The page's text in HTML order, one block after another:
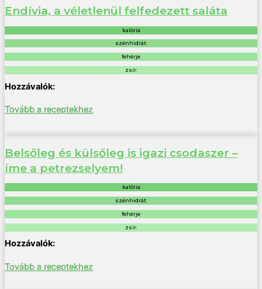
Endívia, a véletlenül felfedezett saláta
kalória
szénhidrát:
fehérje
zsír:
Tovább a receptekhez
Belsőleg és külsőleg is igazi csodaszer –
íme a petrezselyem!
kalória
szénhidrát:
fehérje
zsír:
Tovább a receptekhez